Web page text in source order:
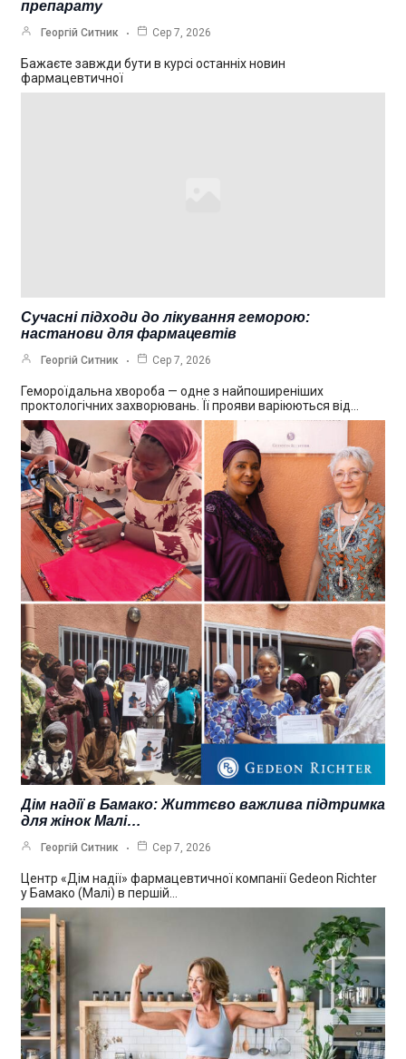
препарату
Георгій Ситник Сер 7, 2026
Бажаєте завжди бути в курсі останніх новин
фармацевтичної
Сучасні підходи до лікування геморою:
настанови для фармацевтів
Георгій Ситник Сер 7, 2026
Гемороїдальна хвороба — одне з найпоширеніших
проктологічних захворювань. Її прояви варіюються від…
Дім надії в Бамако: Життєво важлива підтримка
для жінок Малі…
Георгій Ситник Сер 7, 2026
Центр «Дім надії» фармацевтичної компанії Gedeon Richter
у Бамако (Малі) в першій…